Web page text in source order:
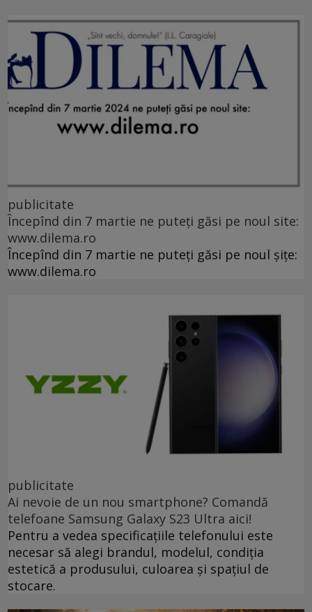
publicitate
Începînd din 7 martie ne puteți găsi pe noul site:
www.dilema.ro
Începînd din 7 martie ne puteți găsi pe noul șițe:
www.dilema.ro
publicitate
Ai nevoie de un nou smartphone? Comandă
telefoane Samsung Galaxy S23 Ultra aici!
Pentru a vedea specificațiile telefonului este
necesar să alegi brandul, modelul, condiția
estetică a produsului, culoarea și spațiul de
stocare.